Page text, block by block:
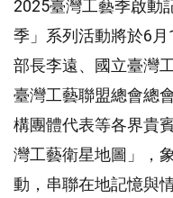
2025臺灣工藝季啟動
季」系列活動將於6
部長李遠、國立臺灣
臺灣工藝聯盟總會總
構團體代表等各界貴
灣工藝衛星地圖」，
動，串聯在地記憶與